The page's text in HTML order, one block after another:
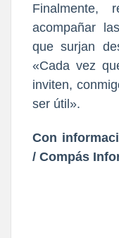
Finalmente,
acompañar
que surjan
«Cada vez
inviten,
ser útil».
Con
/ Compás